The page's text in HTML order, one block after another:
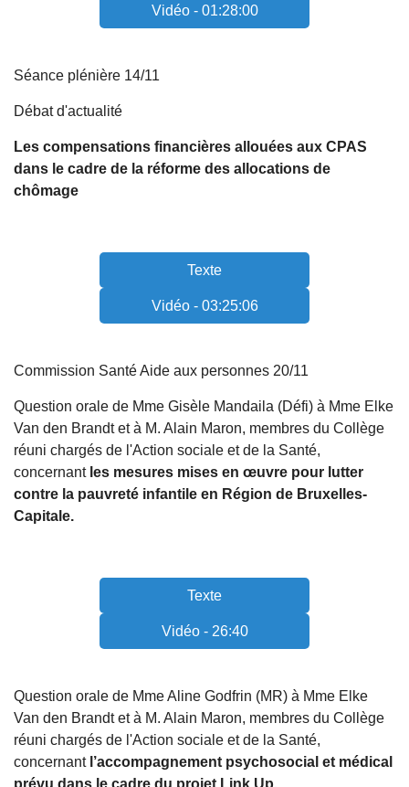
Vidéo - 01:28:00
Séance plénière 14/11
Débat d'actualité
Les compensations financières allouées aux CPAS
dans le cadre de la réforme des allocations de
chômage
Texte
Vidéo - 03:25:06
Commission Santé Aide aux personnes 20/11
Question orale de Mme Gisèle Mandaila (Défi) à Mme Elke
Van den Brandt et à M. Alain Maron, membres du Collège
réuni chargés de l'Action sociale et de la Santé,
concernant les mesures mises en œuvre pour lutter
contre la pauvreté infantile en Région de Bruxelles-
Capitale.
Texte
Vidéo - 26:40
Question orale de Mme Aline Godfrin (MR) à Mme Elke
Van den Brandt et à M. Alain Maron, membres du Collège
réuni chargés de l'Action sociale et de la Santé,
concernant l’accompagnement psychosocial et médical
prévu dans le cadre du projet Link Up.